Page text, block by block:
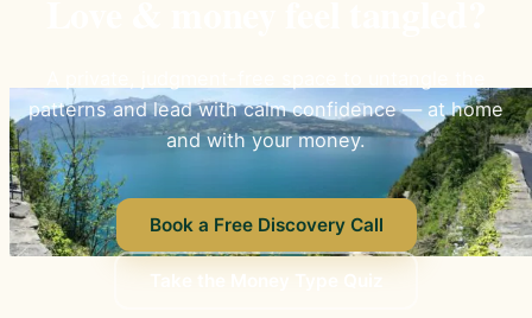
patterns and lead with calm confidence — at home
and with your money.
Book a Free Discovery Call
Take the Money Type Quiz